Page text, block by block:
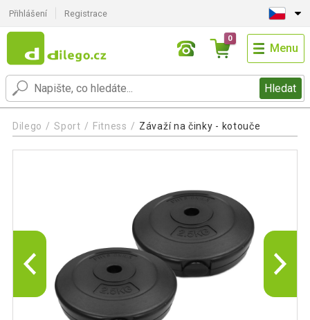
Přihlášení Registrace
Hledat
0
Menu
Dilego Sport Fitness Závaží na činky - kotouče